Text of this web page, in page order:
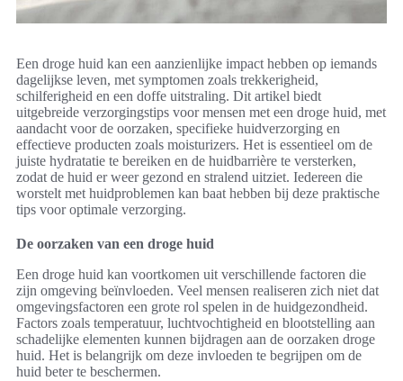
Een droge huid kan een aanzienlijke impact hebben op iemands
dagelijkse leven, met symptomen zoals trekkerigheid,
schilferigheid en een doffe uitstraling. Dit artikel biedt
uitgebreide verzorgingstips voor mensen met een droge huid, met
aandacht voor de oorzaken, specifieke huidverzorging en
effectieve producten zoals moisturizers. Het is essentieel om de
juiste hydratatie te bereiken en de huidbarrière te versterken,
zodat de huid er weer gezond en stralend uitziet. Iedereen die
worstelt met huidproblemen kan baat hebben bij deze praktische
tips voor optimale verzorging.
De oorzaken van een droge huid
Een droge huid kan voortkomen uit verschillende factoren die
zijn omgeving beïnvloeden. Veel mensen realiseren zich niet dat
omgevingsfactoren een grote rol spelen in de huidgezondheid.
Factors zoals temperatuur, luchtvochtigheid en blootstelling aan
schadelijke elementen kunnen bijdragen aan de oorzaken droge
huid. Het is belangrijk om deze invloeden te begrijpen om de
huid beter te beschermen.